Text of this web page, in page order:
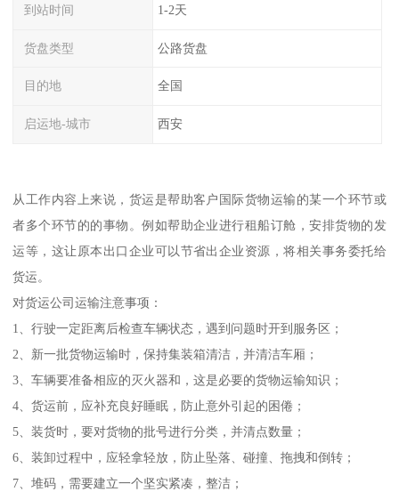
到站时间 1-2天
货盘类型 公路货盘
目的地 全国
启运地-城市 西安
从工作内容上来说，货运是帮助客户国际货物运输的某一个环节或
者多个环节的的事物。例如帮助企业进行租船订舱，安排货物的发
运等，这让原本出口企业可以节省出企业资源，将相关事务委托给
货运。
对货运公司运输注意事项：
1、行驶一定距离后检查车辆状态，遇到问题时开到服务区；
2、新一批货物运输时，保持集装箱清洁，并清洁车厢；
3、车辆要准备相应的灭火器和，这是必要的货物运输知识；
4、货运前，应补充良好睡眠，防止意外引起的困倦；
5、装货时，要对货物的批号进行分类，并清点数量；
6、装卸过程中，应轻拿轻放，防止坠落、碰撞、拖拽和倒转；
7、堆码，需要建立一个坚实紧凑，整洁；